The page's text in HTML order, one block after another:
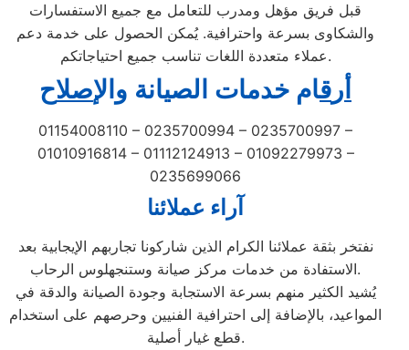
قبل فريق مؤهل ومدرب للتعامل مع جميع الاستفسارات
والشكاوى بسرعة واحترافية. يُمكن الحصول على خدمة دعم
عملاء متعددة اللغات تناسب جميع احتياجاتكم.
أر قام خدمات الصيانة و الإصلاح
01154008110 – 0235700994 – 0235700997 –
01010916814 – 01112124913 – 01092279973 –
0235699066
آراء عملائنا
نفتخر بثقة عملائنا الكرام الذين شاركونا تجاربهم الإيجابية بعد
الاستفادة من خدمات مركز صيانة وستنجهلوس الرحاب.
يُشيد الكثير منهم بسرعة الاستجابة وجودة الصيانة والدقة في
المواعيد، بالإضافة إلى احترافية الفنيين وحرصهم على استخدام
قطع غيار أصلية.